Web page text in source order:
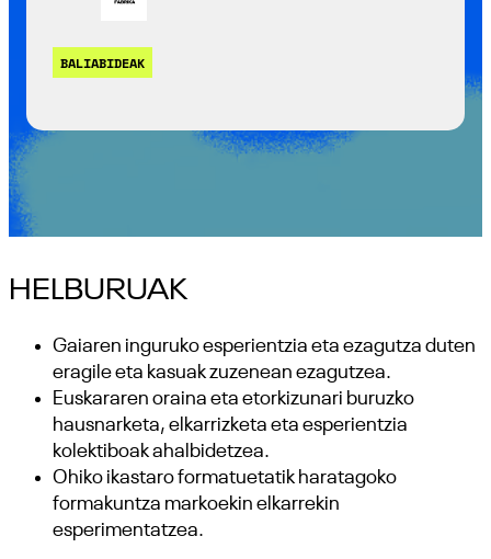
BALIABIDEAK
HELBURUAK
Gaiaren inguruko esperientzia eta ezagutza duten
eragile eta kasuak zuzenean ezagutzea.
Euskararen oraina eta etorkizunari buruzko
hausnarketa, elkarrizketa eta esperientzia
kolektiboak ahalbidetzea.
Ohiko ikastaro formatuetatik haratagoko
formakuntza markoekin elkarrekin
esperimentatzea.